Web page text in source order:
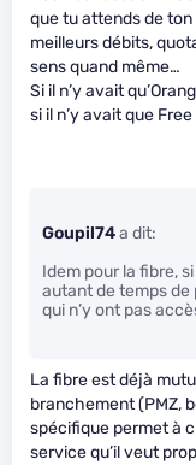
que tu attends de
meilleurs débits,
sens quand même…
Si il n’y avait
si il n’y avait que
Goupil74a dit:
Idem pour la fibre,
autant de temps de
qui n’y ont pas
La fibre est déjà
branchement (PMZ,
spécifique permet à
service qu’il veut